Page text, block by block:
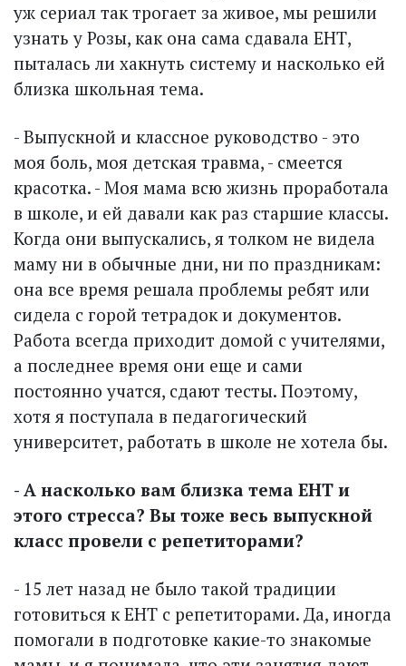
уж сериал так трогает за живое, мы решили
узнать у Розы, как она сама сдавала ЕНТ,
пыталась ли хакнуть систему и насколько ей
близка школьная тема.
- Выпускной и классное руководство - это
моя боль, моя детская травма, - смеется
красотка. - Моя мама всю жизнь проработала
в школе, и ей давали как раз старшие классы.
Когда они выпускались, я толком не видела
маму ни в обычные дни, ни по праздникам:
она все время решала проблемы ребят или
сидела с горой тетрадок и документов.
Работа всегда приходит домой с учителями,
а последнее время они еще и сами
постоянно учатся, сдают тесты. Поэтому,
хотя я поступала в педагогический
университет, работать в школе не хотела бы.
- А насколько вам близка тема ЕНТ и
этого стресса? Вы тоже весь выпускной
класс провели с репетиторами?
- 15 лет назад не было такой традиции
готовиться к ЕНТ с репетиторами. Да, иногда
помогали в подготовке какие-то знакомые